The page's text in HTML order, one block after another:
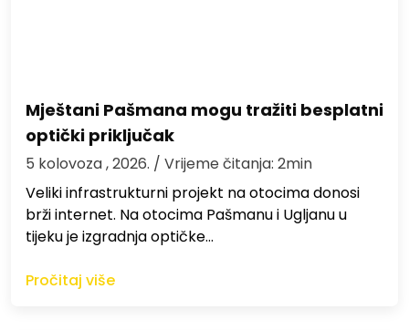
Mještani Pašmana mogu tražiti besplatni
optički priključak
5 kolovoza , 2026. / Vrijeme čitanja: 2min
Veliki infrastrukturni projekt na otocima donosi
brži internet. Na otocima Pašmanu i Ugljanu u
tijeku je izgradnja optičke…
Pročitaj više